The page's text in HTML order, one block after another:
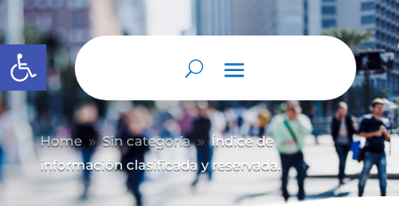
Abrir barra de herramientas
Home 9 Sin categoría 9 Índice de
información clasificada y reservada.